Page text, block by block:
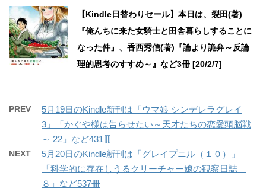
【Kindle日替わりセール】本日は、裂田(著)
『俺んちに来た女騎士と田舎暮らしすることに
なった件』、香西秀信(著)『論より詭弁～反論
理的思考のすすめ～』など3冊 [20/2/7]
PREV
5月19日のKindle新刊は「ウマ娘 シンデレラグレイ
3」「かぐや様は告らせたい～天才たちの恋愛頭脳戦
～ 22」など431冊
NEXT
5月20日のKindle新刊は「グレイプニル（１０）」
「科学的に存在しうるクリーチャー娘の観察日誌
８」など537冊